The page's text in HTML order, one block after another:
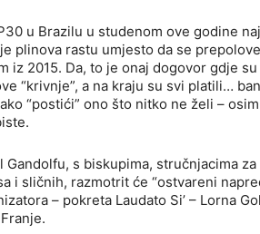
u Brazilu u studenom ove godine
plinova rastu umjesto da se
iz 2015. Da, to je onaj dogovor gdje
“krivnje”, a na kraju su svi platili…
“postići” ono što nitko ne želi –
Gandolfu, s biskupima, stručnjacima
i sličnih, razmotrit će “ostvareni
– pokreta Laudato Si’ – Lorna